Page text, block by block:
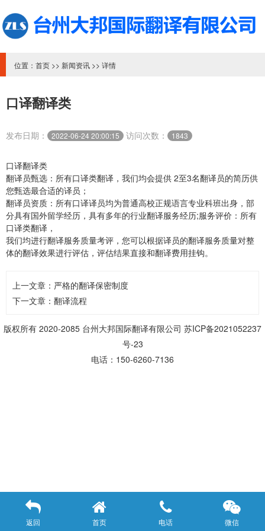
位置： 首页 >> 新闻资讯 >> 详情
口译翻译类
发布日期： 2022-06-24 20:00:15 访问次数： 1843
口译翻译类
翻译员甄选：所有口译类翻译，我们均会提供 2至3名翻译员的简历供
您甄选最合适的译员；
翻译员资质：所有口译译员均为普通高校正规语言专业科班出身，部
分具有国外留学经历，具有多年的行业翻译服务经历;服务评价：所有
口译类翻译，
我们均进行翻译服务质量考评，您可以根据译员的翻译服务质量对整
体的翻译效果进行评估，评估结果直接和翻译费用挂钩。
上一文章： 严格的翻译保密制度
下一文章： 翻译流程
版权所有 2020-2085 台州大邦国际翻译有限公司 苏ICP备2021052237
号-23
电话：150-6260-7136
返回 首页 电话 微信